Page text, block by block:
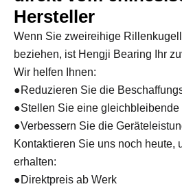
Hersteller
Wenn Sie zweireihige
beziehen, ist Hengji Bearing Ihr
Wir helfen Ihnen:
●Reduzieren Sie die
●Stellen Sie eine
●Verbessern Sie die
Kontaktieren Sie uns noch heute,
erhalten:
●Direktpreis ab Werk